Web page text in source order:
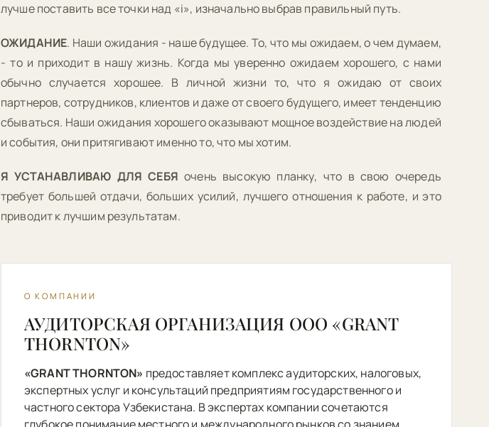
лучше поставить все точки над «i», изначально выбрав правильный путь.
ОЖИДАНИЕ. Наши ожидания - наше будущее. То, что мы ожидаем, о чем думаем,
- то и приходит в нашу жизнь. Когда мы уверенно ожидаем хорошего, с нами
обычно случается хорошее. В личной жизни то, что я ожидаю от своих
партнеров, сотрудников, клиентов и даже от своего будущего, имеет тенденцию
сбываться. Наши ожидания хорошего оказывают мощное воздействие на людей
и события, они притягивают именно то, что мы хотим.
Я УСТАНАВЛИВАЮ ДЛЯ СЕБЯ очень высокую планку, что в свою очередь
требует большей отдачи, больших усилий, лучшего отношения к работе, и это
приводит к лучшим результатам.
О КОМПАНИИ
АУДИТОРСКАЯ ОРГАНИЗАЦИЯ ООО «GRANT
THORNTON»
«GRANT THORNTON» предоставляет комплекс аудиторских, налоговых,
экспертных услуг и консультаций предприятиям государственного и
частного сектора Узбекистана. В экспертах компании сочетаются